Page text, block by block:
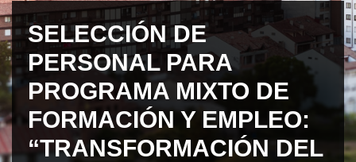
SELECCIÓN DE
PERSONAL PARA
PROGRAMA MIXTO DE
FORMACIÓN Y EMPLEO:
“TRANSFORMACIÓN DEL